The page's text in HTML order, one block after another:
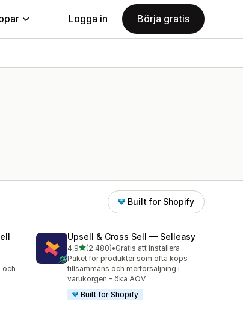
Logga in Börja gratis
Built for Shopify
och
Upsell & Cross Sell — Selleasy
4,9av 5 stjärnor
(2 480)
2480 recensioner totalt
•Gratis att installera
Paket för produkter som ofta köps
tillsammans och merförsäljning i
varukorgen – öka AOV
Built for Shopify